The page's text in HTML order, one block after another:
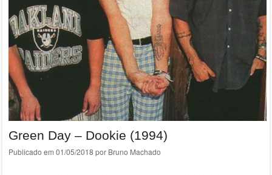
Green Day – Dookie (1994)
Publicado em 01/05/2018 por Bruno Machado